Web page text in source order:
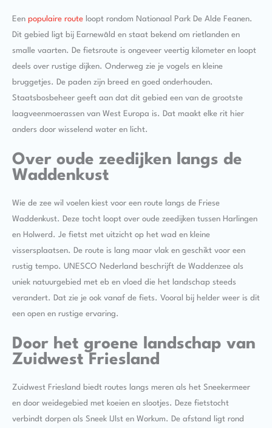
Een populaire route loopt rondom Nationaal Park De Alde Feanen.
Dit gebied ligt bij Earnewâld en staat bekend om rietlanden en
smalle vaarten. De fietsroute is ongeveer veertig kilometer en loopt
deels over rustige dijken. Onderweg zie je vogels en kleine
bruggetjes. De paden zijn breed en goed onderhouden.
Staatsbosbeheer geeft aan dat dit gebied een van de grootste
laagveenmoerassen van West Europa is. Dat maakt elke rit hier
anders door wisselend water en licht.
Over oude zeedijken langs de
Waddenkust
Wie de zee wil voelen kiest voor een route langs de Friese
Waddenkust. Deze tocht loopt over oude zeedijken tussen Harlingen
en Holwerd. Je fietst met uitzicht op het wad en kleine
vissersplaatsen. De route is lang maar vlak en geschikt voor een
rustig tempo. UNESCO Nederland beschrijft de Waddenzee als
uniek natuurgebied met eb en vloed die het landschap steeds
verandert. Dat zie je ook vanaf de fiets. Vooral bij helder weer is dit
een open en rustige ervaring.
Door het groene landschap van
Zuidwest Friesland
Zuidwest Friesland biedt routes langs meren als het Sneekermeer
en door weidegebied met koeien en slootjes. Deze fietstocht
verbindt dorpen als Sneek IJlst en Workum. De afstand ligt rond